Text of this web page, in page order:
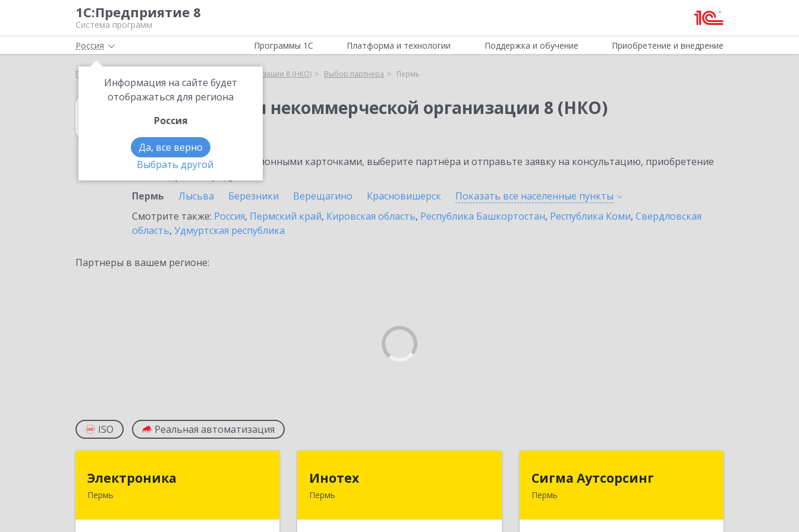
1С:Предприятие 8
Система программ
Россия
Информация на сайте будет
отображаться для региона
Россия
Да, все верно
Выбрать другой
Программы 1С Платформа и технологии Поддержка и обучение Приобретение и внедрение
Главная 1С:Бухгалтерия некоммерческой организации 8 (НКО) Выбор партнёра Пермь
1С:Бухгалтерия некоммерческой организации 8 (НКО)
в Перми
Ознакомьтесь с информационными карточками, выберите партнёра и отправьте заявку на консультацию, приобретение
Пермь
Лысьва Березники Верещагино Красновишерск Показать все населенные пункты
Смотрите также: Россия, Пермский край, Кировская область, Республика Башкортостан, Республика Коми, Свердловская
область, Удмуртская республика
Партнеры в вашем регионе:
ISO Реальная автоматизация
Электроника
Пермь
Инотех
Пермь
Сигма Аутсорсинг
Пермь